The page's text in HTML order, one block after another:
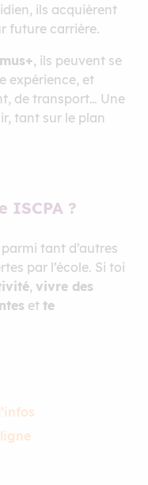
ils acquièrent
future carrière.
, ils peuvent se
expérience, et
de transport… Une
tant sur le plan
ISCPA ?
tant d’autres
par l’école. Si toi
, vivre des
et te